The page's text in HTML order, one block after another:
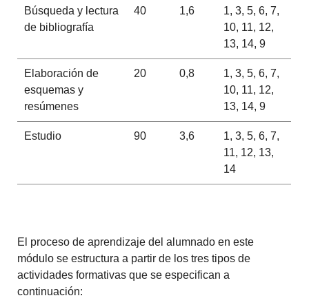
Búsqueda y lectura
de bibliografía
40 1,6
1, 3, 5, 6, 7,
10, 11, 12,
13, 14, 9
Elaboración de
esquemas y
resúmenes
20 0,8
1, 3, 5, 6, 7,
10, 11, 12,
13, 14, 9
Estudio 90 3,6
1, 3, 5, 6, 7,
11, 12, 13,
14
El proceso de aprendizaje del alumnado en este
módulo se estructura a partir de los tres tipos de
actividades formativas que se especifican a
continuación: